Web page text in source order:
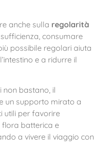
anche sulla regolarità
consumare
possibile regolari aiuta
e a ridurre il
non bastano, il
un supporto mirato a
utili per favorire
batterica e
a vivere il viaggio con